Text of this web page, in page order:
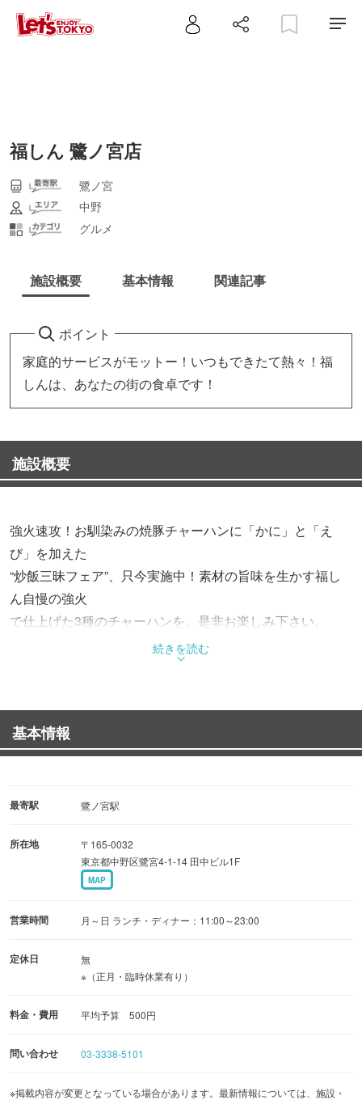
福しん 鷺ノ宮店
鷺ノ宮
中野
グルメ
施設概要 基本情報 関連記事
ポイント
家庭的サービスがモットー！いつもできたて熱々！福
しんは、あなたの街の食卓です！
施設概要
強火速攻！お馴染みの焼豚チャーハンに「かに」と「え
び」を加えた
“炒飯三昧フェア”、只今実施中！素材の旨味を生かす福し
ん自慢の強火
で仕上げた3種のチャーハンを、是非お楽しみ下さい。
※一部店舗では実施しておりませんので、予めご了承願い
続きを読む
基本情報
最寄駅 鷺ノ宮駅
所在地
〒165-0032
東京都中野区鷺宮4-1-14 田中ビル1F
MAP
営業時間 月～日 ランチ・ディナー：11:00～23:00
定休日
無
※（正月・臨時休業有り）
料金・費用 平均予算 500円
問い合わせ 03-3338-5101
※掲載内容が変更となっている場合があります。最新情報については、施設・